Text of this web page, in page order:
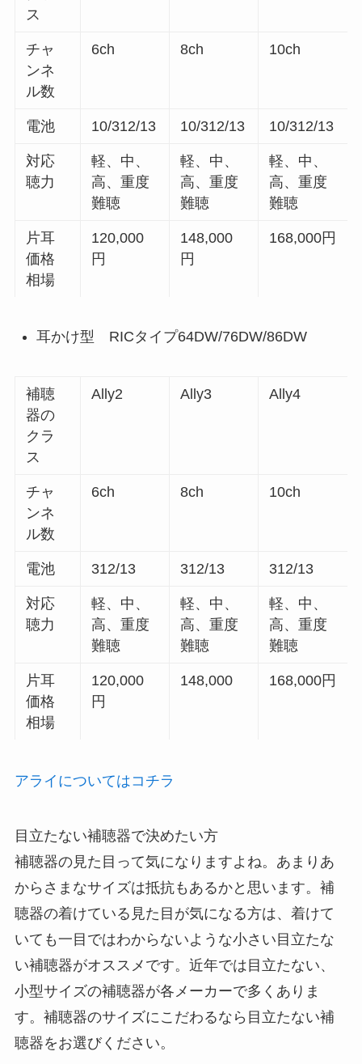
ス
チャ
ンネ
ル数
6ch 8ch 10ch
電池 10/312/13 10/312/13 10/312/13
対応
聴力
軽、中、
高、重度
難聴
軽、中、
高、重度
難聴
軽、中、
高、重度
難聴
片耳
価格
相場
120,000
円
148,000
円
168,000円
耳かけ型 RICタイプ64DW/76DW/86DW
補聴
器の
クラ
ス
Ally2 Ally3 Ally4
チャ
ンネ
ル数
6ch 8ch 10ch
電池 312/13 312/13 312/13
対応
聴力
軽、中、
高、重度
難聴
軽、中、
高、重度
難聴
軽、中、
高、重度
難聴
片耳
価格
相場
120,000
円
148,000 168,000円
アライについてはコチラ
目立たない補聴器で決めたい方
補聴器の見た目って気になりますよね。あまりあ
からさまなサイズは抵抗もあるかと思います。補
聴器の着けている見た目が気になる方は、着けて
いても一目ではわからないような小さい目立たな
い補聴器がオススメです。近年では目立たない、
小型サイズの補聴器が各メーカーで多くありま
す。補聴器のサイズにこだわるなら目立たない補
聴器をお選びください。